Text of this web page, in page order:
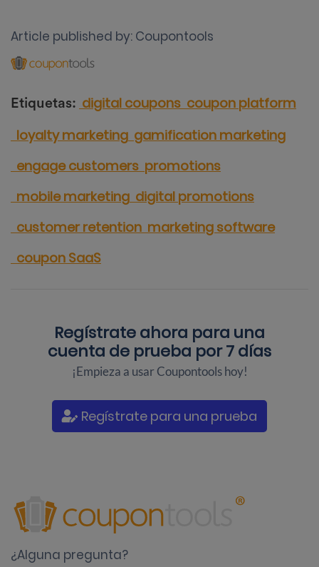
Article published by: Coupontools
Etiquetas: digital coupons coupon platform
loyalty marketing gamification marketing
engage customers promotions
mobile marketing digital promotions
customer retention marketing software
coupon SaaS
Regístrate ahora para una
cuenta de prueba por 7 días
¡Empieza a usar Coupontools hoy!
Regístrate para una prueba
¿Alguna pregunta?